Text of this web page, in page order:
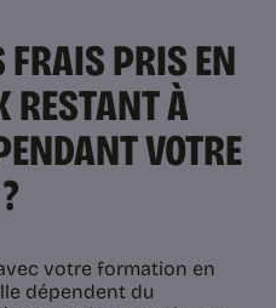
FRAIS PRIS EN
RESTANT À
VOTRE
votre formation en
dépendent du